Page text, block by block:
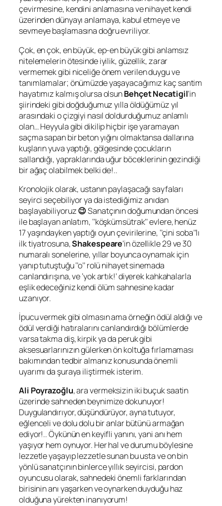
çevirmesine, kendini anlamasına ve nihayet kendi
üzerinden dünyayı anlamaya, kabul etmeye ve
sevmeye başlamasına doğru evriliyor.
Çok, en çok, en büyük, ep-en büyük gibi anlamsız
nitelemelerin ötesinde iyilik, güzellik, zarar
vermemek gibi niceliğe önem verilen duygu ve
tanımlamalar; önümüzde yaşayacağımız kaç santim
hayatımız kalmış olursa olsunBehçet Necatigil’in
şiirindeki gibi doğduğumuz yılla öldüğümüz yıl
arasındaki o çizgiyi nasıl doldurduğumuz anlamlı
olan… Heyyula gibi dikilip hiçbir işe yaramayan
saçma sapan bir beton yığını olmaktansa dallarına
kuşların yuva yaptığı, gölgesinde çocukların
sallandığı, yapraklarında uğur böceklerinin gezindiği
bir ağaç olabilmek belki de!..
Kronolojik olarak, ustanın paylaşacağı sayfaları
seyirci seçebiliyor ya da istediğimiz anıdan
başlayabiliyoruz😉Sanatçının doğumundan öncesi
ile başlayan anlatım, ‘’köşkümsütrak’’ evlere, henüz
17 yaşındayken yaptığı oyun çevirilerine, ‘’çini soba’’lı
ilk tiyatrosuna,Shakespeare’in özellikle 29 ve 30
numaralı sonelerine, yıllar boyunca oynamak için
yanıp tutuştuğu ‘’o’’ rolü nihayet sinemada
canlandırışına, ve ‘yok artık!’ diyerek kahkahalarla
eşlik edeceğiniz kendi ölüm sahnesine kadar
uzanıyor.
İpucu vermek gibi olmasın ama örneğin ödül aldığı ve
ödül verdiği hatıralarını canlandırdığı bölümlerde
varsa takma diş, kirpik ya da peruk gibi
aksesuarlarınızın gülerken ön koltuğa fırlamaması
bakımından tedbir almanız konusunda önemli
uyarımı da şuraya iliştirmek isterim.
Ali Poyrazoğlu, ara vermeksizin iki buçuk saatin
üzerinde sahneden beynimize dokunuyor!
Duygulandırıyor, düşündürüyor, ayna tutuyor,
eğlenceli ve dolu dolu bir anlar bütünü armağan
ediyor!.. Öykünün en keyifli yanını, yani anı hem
yaşıyor hem oynuyor. Her hal ve durumu böylesine
lezzetle yaşayıp lezzetle sunan bu usta ve on bin
yönlü sanatçının binlerce yıllık seyircisi, pardon
oyuncusu olarak, sahnedeki önemli farklarından
birisinin anı yaşarken ve oynarken duyduğu haz
olduğuna yürekten inanıyorum!